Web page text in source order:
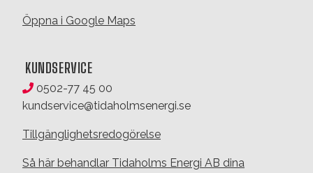
Öppna i Google Maps
KUNDSERVICE
0502-77 45 00
kundservice@tidaholmsenergi.se
Tillgänglighetsredogörelse
Så här behandlar Tidaholms Energi AB dina